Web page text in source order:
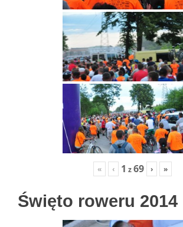
« ‹ 1 z69 › »
Święto roweru 2014